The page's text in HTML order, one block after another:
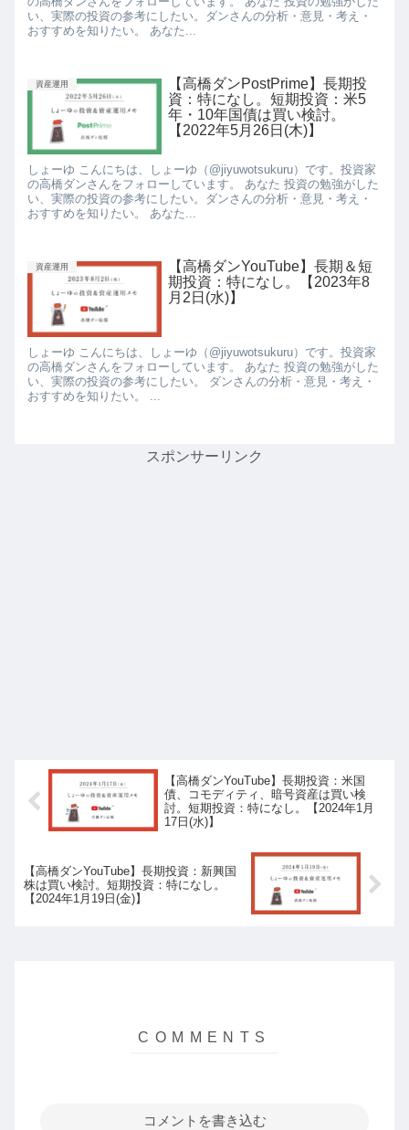
い、実際の投資の参考にしたい。ダンさんの分析・意見・考え・
おすすめを知りたい。 あなた...
資産運用
【高橋ダンPostPrime】長期投
資：特になし。短期投資：米5
年・10年国債は買い検討。
【2022年5月26日(木)】
しょーゆ こんにちは、しょーゆ（@jiyuwotsukuru）です。投資家
の高橋ダンさんをフォローしています。 あなた 投資の勉強がした
い、実際の投資の参考にしたい。ダンさんの分析・意見・考え・
おすすめを知りたい。 あなた...
資産運用
【高橋ダンYouTube】長期＆短
期投資：特になし。【2023年8
月2日(水)】
しょーゆ こんにちは、しょーゆ（@jiyuwotsukuru）です。投資家
の高橋ダンさんをフォローしています。 あなた 投資の勉強がした
い、実際の投資の参考にしたい。 ダンさんの分析・意見・考え・
おすすめを知りたい。 ...
スポンサーリンク
【高橋ダンYouTube】長期投資：米国
債、コモディティ、暗号資産は買い検
討。短期投資：特になし。【2024年1月
17日(水)】
【高橋ダンYouTube】長期投資：新興国
株は買い検討。短期投資：特になし。
【2024年1月19日(金)】
コメントを書き込む